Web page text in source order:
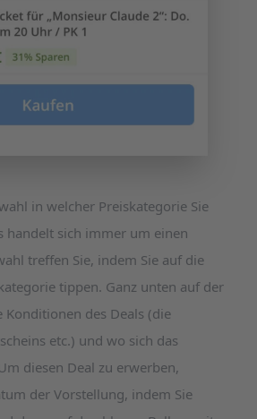
in welcher Preiskategorie Sie
handelt sich immer um einen
treffen Sie, indem Sie auf die
tippen. Ganz unten auf der
Konditionen des Deals (die
etc.) und wo sich das
diesen Deal zu erwerben,
der Vorstellung, indem Sie